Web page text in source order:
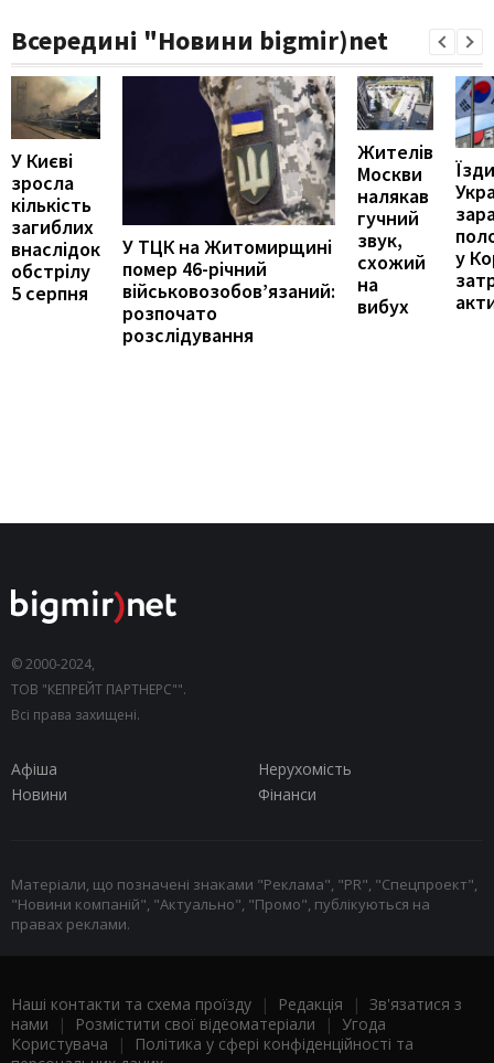
Всередині "Новини bigmir)net
У Києві
зросла
кількість
загиблих
внаслідок
обстрілу
5 серпня
У ТЦК на Житомирщині
помер 46-річний
військовозобов’язаний:
розпочато
розслідування
Жителів
Москви
налякав
гучний
звук,
схожий
на
вибух
у
© 2000-2024,
ТОВ "КЕПРЕЙТ ПАРТНЕРС"".
Всі права захищені.
Афіша
Нерухомість
Новини
Фінанси
Матеріали, що позначені знаками "Реклама", "PR", "Спецпроект",
"Новини компаній", "Актуально", "Промо", публікуються на
правах реклами.
Наші контакти та схема проїзду | Редакція | Зв'язатися з
нами | Розмістити свої відеоматеріали | Угода
Користувача |
Політика у сфері конфіденційності та